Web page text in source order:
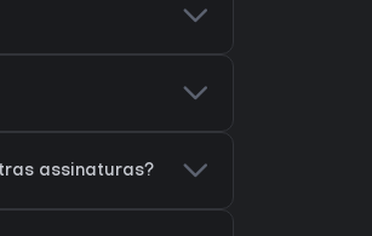
assinaturas?